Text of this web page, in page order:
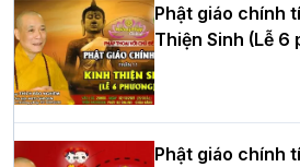
HT.Thích Thọ Lạc được suy cử
Trưởng BTS GHPGVN tỉnh Nghệ An
Phật giáo chính
Thiện Sinh (Lễ 6
Phật giáo chính